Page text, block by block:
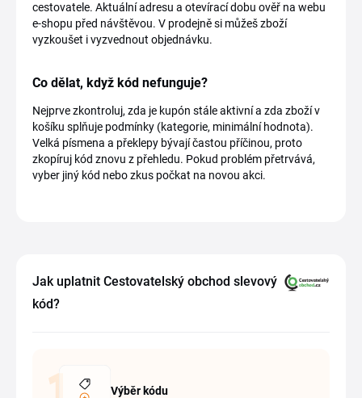
cestovatele. Aktuální adresu a otevírací dobu ověř na webu
e-shopu před návštěvou. V prodejně si můžeš zboží
vyzkoušet i vyzvednout objednávku.
Co dělat, když kód nefunguje?
Nejprve zkontroluj, zda je kupón stále aktivní a zda zboží v
košíku splňuje podmínky (kategorie, minimální hodnota).
Velká písmena a překlepy bývají častou příčinou, proto
zkopíruj kód znovu z přehledu. Pokud problém přetrvává,
vyber jiný kód nebo zkus počkat na novou akci.
Jak uplatnit Cestovatelský obchod slevový
kód?
Výběr kódu